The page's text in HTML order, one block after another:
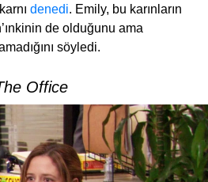
denedi. Emily, bu karınların
de olduğunu ama
söyledi.
Office